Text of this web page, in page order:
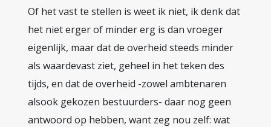
Of het vast te stellen is weet ik niet, ik denk dat
het niet erger of minder erg is dan vroeger
eigenlijk, maar dat de overheid steeds minder
als waardevast ziet, geheel in het teken des
tijds, en dat de overheid -zowel ambtenaren
alsook gekozen bestuurders- daar nog geen
antwoord op hebben, want zeg nou zelf: wat